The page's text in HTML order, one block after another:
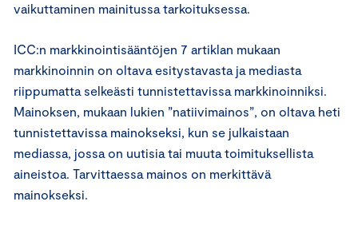
vaikuttaminen mainitussa tarkoituksessa.
ICC:n markkinointisääntöjen 7 artiklan mukaan
markkinoinnin on oltava esitystavasta ja mediasta
riippumatta selkeästi tunnistettavissa markkinoinniksi.
Mainoksen, mukaan lukien ”natiivimainos”, on oltava heti
tunnistettavissa mainokseksi, kun se julkaistaan
mediassa, jossa on uutisia tai muuta toimituksellista
aineistoa. Tarvittaessa mainos on merkittävä
mainokseksi.